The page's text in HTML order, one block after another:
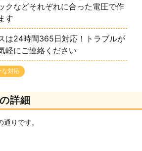
クなどそれぞれに合った電圧で作
す
は24時間365日対応！トラブルが
軽にご連絡ください
な対応
詳細
りです。